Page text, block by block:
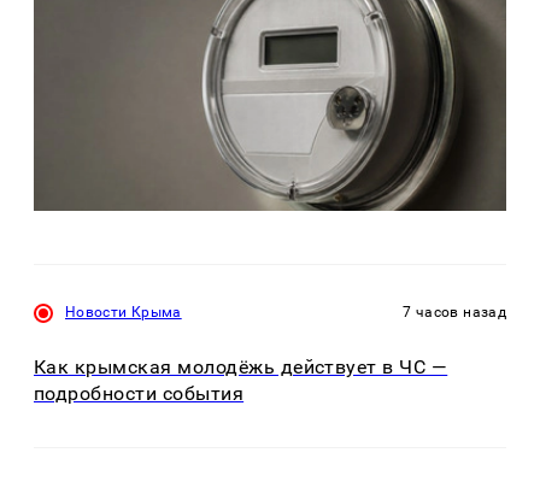
Новости Крыма 7 часов назад
Как крымская молодёжь действует в ЧС —
подробности события